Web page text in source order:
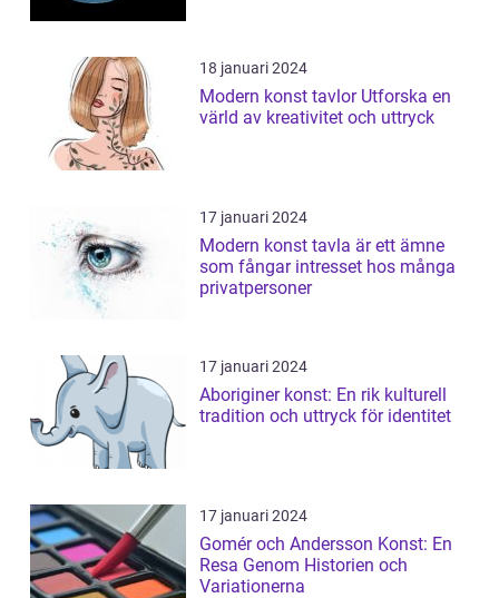
18 januari 2024
Modern konst tavlor Utforska en
värld av kreativitet och uttryck
17 januari 2024
Modern konst tavla är ett ämne
som fångar intresset hos många
privatpersoner
17 januari 2024
Aboriginer konst: En rik kulturell
tradition och uttryck för identitet
17 januari 2024
Gomér och Andersson Konst: En
Resa Genom Historien och
Variationerna